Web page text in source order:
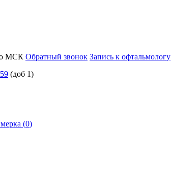
МСК Обратный звонок Запись к офтальмологу
(доб 1)
(0)